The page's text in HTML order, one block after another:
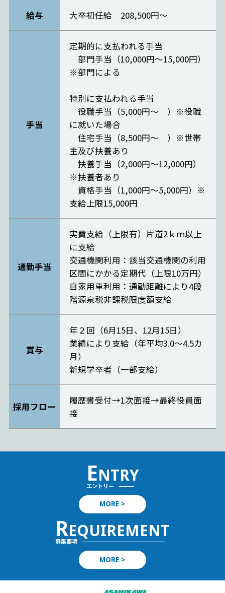
給与 大卒初任給 208,500円～
手当
定期的に支払われる手当
部門手当（10,000円～15,000円）
※部門による
特別に支払われる手当
役職手当（5,000円～ ）※役職
に就いた場合
住宅手当（8,500円～ ）※世帯
主及び扶養あり
扶養手当（2,000円～12,000円）
※扶養者あり
資格手当（1,000円～5,000円）※
支給上限15,000円
通勤手当
実費支給（上限有）片道2ｋｍ以上
に支給
交通機関利用：該当交通機関の利用
区間にかかる定期代（上限10万円）
自家用車利用：通勤距離により4段
階源泉税非課税限度額支給
賞与
年２回（6月15日、12月15日）
業績により支給（年平均3.0～4.5カ
月）
新規学卒者（一部支給）
採用フロー
履歴書受付→1次面接→最終役員面
接
ENTRY
エントリー
MORE >
REQUIREMENT
募集要項
MORE >